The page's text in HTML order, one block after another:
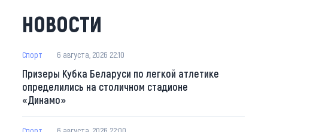
НОВОСТИ
Спорт 6 августа, 2026 22:10
Призеры Кубка Беларуси по легкой атлетике
определились на столичном стадионе
«Динамо»